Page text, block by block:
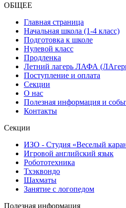
ОБЩЕЕ
Главная страница
Начальная школа (1-4 класс)
Подготовка к школе
Нулевой класс
Продленка
Летний лагерь ЛАФА
Поступление и оплата
Секции
О нас
Полезная информация и
Контакты
Секции
ИЗО - Студия «Веселый
Игровой английский язык
Робототехника
Тхэквондо
Шахматы
Занятие с логопедом
Полезная информация